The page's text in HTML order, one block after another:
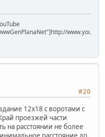
#20
12х18 с воротами с
проезжей части
на расстоянии не более